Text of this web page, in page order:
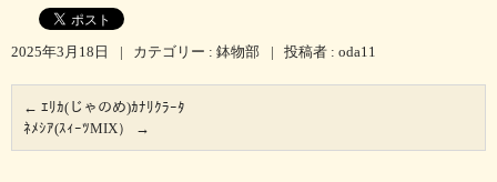
2025年3月18日 | カテゴリー : 鉢物部 | 投稿者 : oda11
← ｴﾘｶ(じゃのめ)ｶﾅﾘｸﾗｰﾀ
ﾈﾒｼｱ(ｽｨｰﾂMIX）
→